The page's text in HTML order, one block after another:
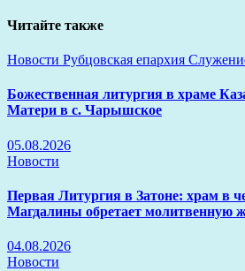
Читайте также
Новости Рубцовская епархия
Божественная литургия в храме
Матери в с. Чарышское
05.08.2026
Новости
Первая Литургия в Затоне: храм в
Магдалины обретает молитвенную
04.08.2026
Новости